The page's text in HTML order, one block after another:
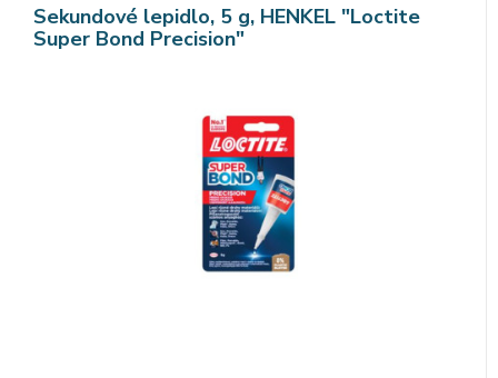
Sekundové lepidlo, 5 g, HENKEL "Loctite
Super Bond Precision"